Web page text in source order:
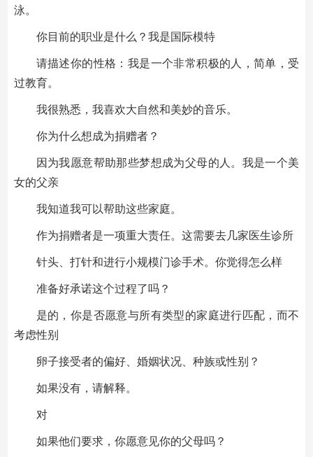
泳。
你目前的职业是什么？我是国际模特
请描述你的性格：我是一个非常积极的人，简单，受
过教育。
我很熟悉，我喜欢大自然和美妙的音乐。
你为什么想成为捐赠者？
因为我愿意帮助那些梦想成为父母的人。我是一个美
女的父亲
我知道我可以帮助这些家庭。
作为捐赠者是一项重大责任。这需要去几家医生诊所
针头、打针和进行小规模门诊手术。你觉得怎么样
准备好承诺这个过程了吗？
是的，你是否愿意与所有类型的家庭进行匹配，而不
考虑性别
卵子接受者的偏好、婚姻状况、种族或性别？
如果没有，请解释。
对
如果他们要求，你愿意见你的父母吗？